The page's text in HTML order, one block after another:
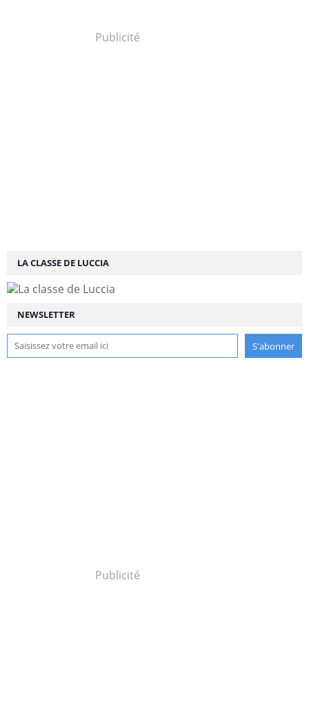
Publicité
NEWSLETTER
LA CLASSE DE LUCCIA
Publicité